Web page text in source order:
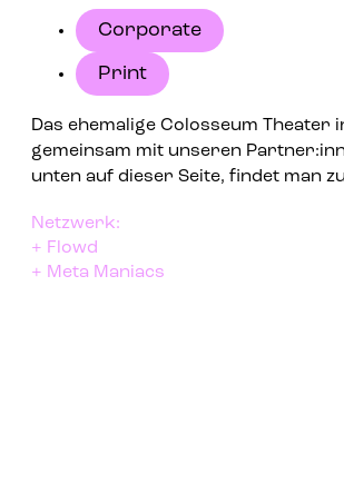
Corporate
Print
Das ehemalige Colosseum
gemeinsam mit unseren
unten auf dieser Seite, findet man
Netzwerk:
+ Flowd
+ Meta Maniacs